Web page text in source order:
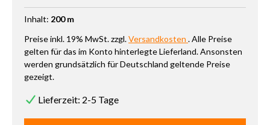
Inhalt: 200 m
Preise inkl. 19% MwSt. zzgl.Versandkosten . Alle Preise
gelten für das im Konto hinterlegte Lieferland. Ansonsten
werden grundsätzlich für Deutschland geltende Preise
gezeigt.
Lieferzeit: 2-5 Tage